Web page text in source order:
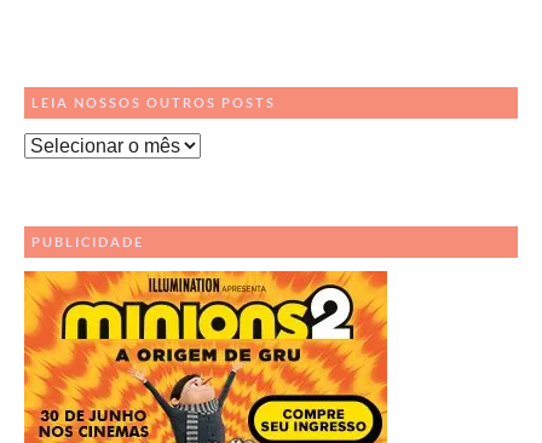
LEIA NOSSOS OUTROS POSTS
Leia
Posts
PUBLICIDADE